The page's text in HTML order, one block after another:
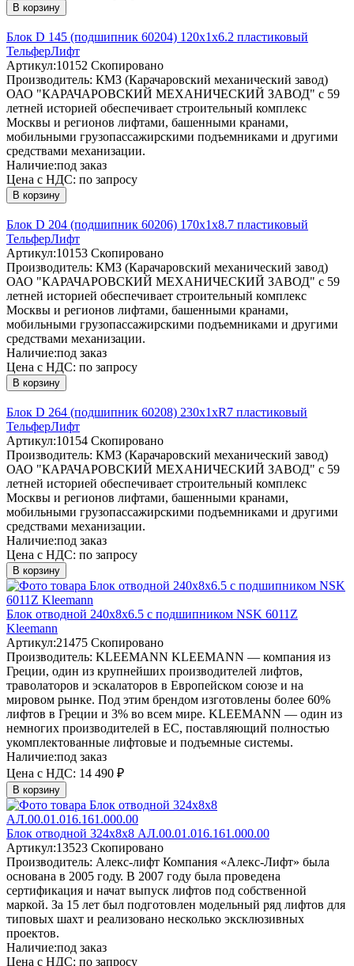
В корзину
Блок D 145 (подшипник 60204) 120х1х6.2 пластиковый
ТельферЛифт
Артикул:10152 Скопировано
Производитель: КМЗ (Карачаровский механический завод)
ОАО "КАРАЧАРОВСКИЙ МЕХАНИЧЕСКИЙ ЗАВОД" с 59
летней историей обеспечивает строительный комплекс
Москвы и регионов лифтами, башенными кранами,
мобильными грузопассажирскими подъемниками и другими
средствами механизации.
Наличие:под заказ
Цена с НДС: по запросу
В корзину
Блок D 204 (подшипник 60206) 170х1х8.7 пластиковый
ТельферЛифт
Артикул:10153 Скопировано
Производитель: КМЗ (Карачаровский механический завод)
ОАО "КАРАЧАРОВСКИЙ МЕХАНИЧЕСКИЙ ЗАВОД" с 59
летней историей обеспечивает строительный комплекс
Москвы и регионов лифтами, башенными кранами,
мобильными грузопассажирскими подъемниками и другими
средствами механизации.
Наличие:под заказ
Цена с НДС: по запросу
В корзину
Блок D 264 (подшипник 60208) 230х1хR7 пластиковый
ТельферЛифт
Артикул:10154 Скопировано
Производитель: КМЗ (Карачаровский механический завод)
ОАО "КАРАЧАРОВСКИЙ МЕХАНИЧЕСКИЙ ЗАВОД" с 59
летней историей обеспечивает строительный комплекс
Москвы и регионов лифтами, башенными кранами,
мобильными грузопассажирскими подъемниками и другими
средствами механизации.
Наличие:под заказ
Цена с НДС: по запросу
В корзину
Блок отводной 240х8х6.5 с подшипником NSK 6011Z
Kleemann
Артикул:21475 Скопировано
Производитель: KLEEMANN KLEEMANN — компания из
Греции, один из крупнейших производителей лифтов,
траволаторов и эскалаторов в Европейском союзе и на
мировом рынке. Под этим брендом изготовлены более 60%
лифтов в Греции и 3% во всем мире. KLEEMANN — один из
немногих производителей в ЕС, поставляющий полностью
укомплектованные лифтовые и подъемные системы.
Наличие:под заказ
Цена с НДС: 14 490 ₽
В корзину
Блок отводной 324х8х8 АЛ.00.01.016.161.000.00
Артикул:13523 Скопировано
Производитель: Алекс-лифт Компания «Алекс-Лифт» была
основана в 2005 году. В 2007 году была проведена
сертификация и начат выпуск лифтов под собственной
маркой. За 15 лет был подготовлен модельный ряд лифтов для
типовых шахт и реализовано несколько эксклюзивных
проектов.
Наличие:под заказ
Цена с НДС: по запросу